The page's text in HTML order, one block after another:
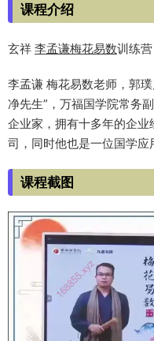
课程介绍
玄祥 李孟谦梅花易数训练
李孟谦 梅花易数老师，郭
净先生”，万福国学院常务
企业家，拥有十多年的企
司，同时他也是一位国学应
课程截图